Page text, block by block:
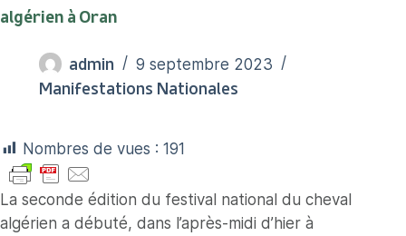
algérien à Oran
admin 9 septembre 2023
Manifestations Nationales
Nombres de vues : 191
La seconde édition du festival national du cheval
algérien a débuté, dans l’après-midi d’hier à